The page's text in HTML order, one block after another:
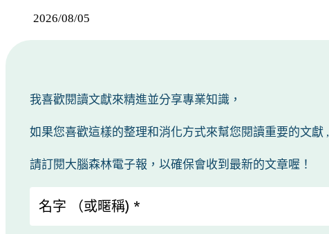
2026/08/05
我喜歡閱讀文獻來精進並分享專業知識，
如果您喜歡這樣的整理和消化方式來幫您閱讀重要的文獻 ,
請訂閱大腦森林電子報，以確保會收到最新的文章喔！